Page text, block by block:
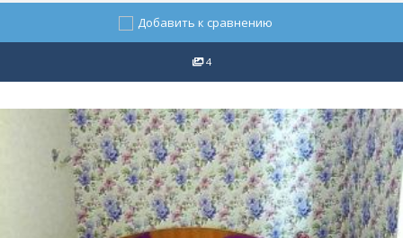
Добавить к сравнению
4